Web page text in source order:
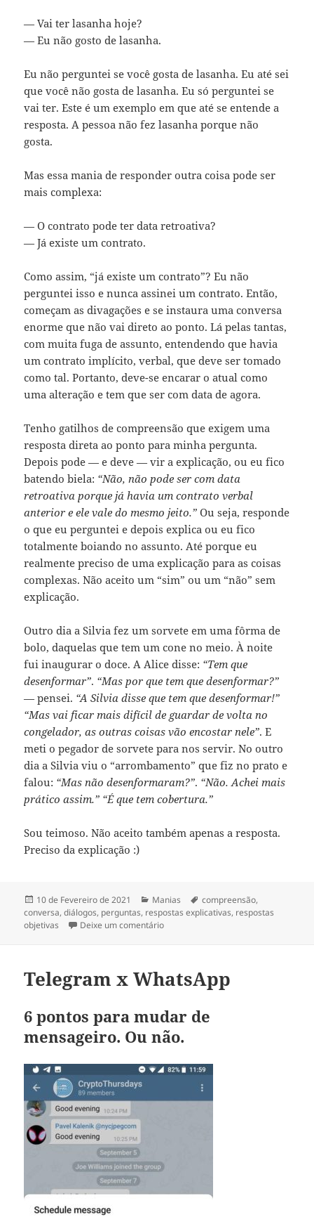
— Vai ter lasanha hoje?
— Eu não gosto de lasanha.
Eu não perguntei se você gosta de lasanha. Eu até sei
que você não gosta de lasanha. Eu só perguntei se
vai ter. Este é um exemplo em que até se entende a
resposta. A pessoa não fez lasanha porque não
gosta.
Mas essa mania de responder outra coisa pode ser
mais complexa:
— O contrato pode ter data retroativa?
— Já existe um contrato.
Como assim, “já existe um contrato”? Eu não
perguntei isso e nunca assinei um contrato. Então,
começam as divagações e se instaura uma conversa
enorme que não vai direto ao ponto. Lá pelas tantas,
com muita fuga de assunto, entendendo que havia
um contrato implícito, verbal, que deve ser tomado
como tal. Portanto, deve-se encarar o atual como
uma alteração e tem que ser com data de agora.
Tenho gatilhos de compreensão que exigem uma
resposta direta ao ponto para minha pergunta.
Depois pode — e deve — vir a explicação, ou eu fico
batendo biela: “Não, não pode ser com data
retroativa porque já havia um contrato verbal
anterior e ele vale do mesmo jeito.” Ou seja, responde
o que eu perguntei e depois explica ou eu fico
totalmente boiando no assunto. Até porque eu
realmente preciso de uma explicação para as coisas
complexas. Não aceito um “sim” ou um “não” sem
explicação.
Outro dia a Silvia fez um sorvete em uma fôrma de
bolo, daquelas que tem um cone no meio. À noite
fui inaugurar o doce. A Alice disse: “Tem que
desenformar”. “Mas por que tem que desenformar?”
— pensei. “A Silvia disse que tem que desenformar!”
“Mas vai ficar mais difícil de guardar de volta no
congelador, as outras coisas vão encostar nele”. E
meti o pegador de sorvete para nos servir. No outro
dia a Silvia viu o “arrombamento” que fiz no prato e
falou: “Mas não desenformaram?”. “Não. Achei mais
prático assim.” “É que tem cobertura.”
Sou teimoso. Não aceito também apenas a resposta.
Preciso da explicação :)
Publicado
a
10 de Fevereiro de 2021 Categorias
Manias Etiquetas
compreensão,
conversa,diálogos, perguntas, respostas explicativas, respostas
objetivas
Deixe um comentáriosobre Compreensão
Telegram x WhatsApp
6 pontos para mudar de
mensageiro. Ou não.